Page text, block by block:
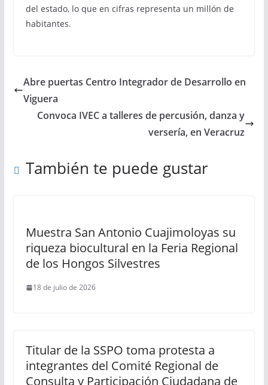
del estado, lo que en cifras representa un millón de
habitantes.
Abre puertas Centro Integrador de Desarrollo en
Viguera
Convoca IVEC a talleres de percusión, danza y
versería, en Veracruz
También te puede gustar
Muestra San Antonio Cuajimoloyas su
riqueza biocultural en la Feria Regional
de los Hongos Silvestres
18 de julio de 2026
Titular de la SSPO toma protesta a
integrantes del Comité Regional de
Consulta y Participación Ciudadana de